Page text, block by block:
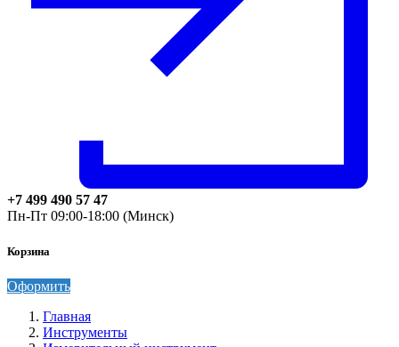
+7 499 490 57 47
Пн-Пт 09:00-18:00 (Минск)
Корзина
Оформить
Главная
Инструменты